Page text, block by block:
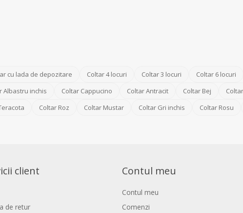
cu lada de depozitare Coltar 4 locuri Coltar 3 locuri Coltar 6 locuri
Albastru inchis Coltar Cappucino Coltar Antracit Coltar Bej
Coltar Roz Coltar Mustar Coltar Gri inchis Coltar Rosu
client
de retur
Contul meu
Contul meu
Comenzi